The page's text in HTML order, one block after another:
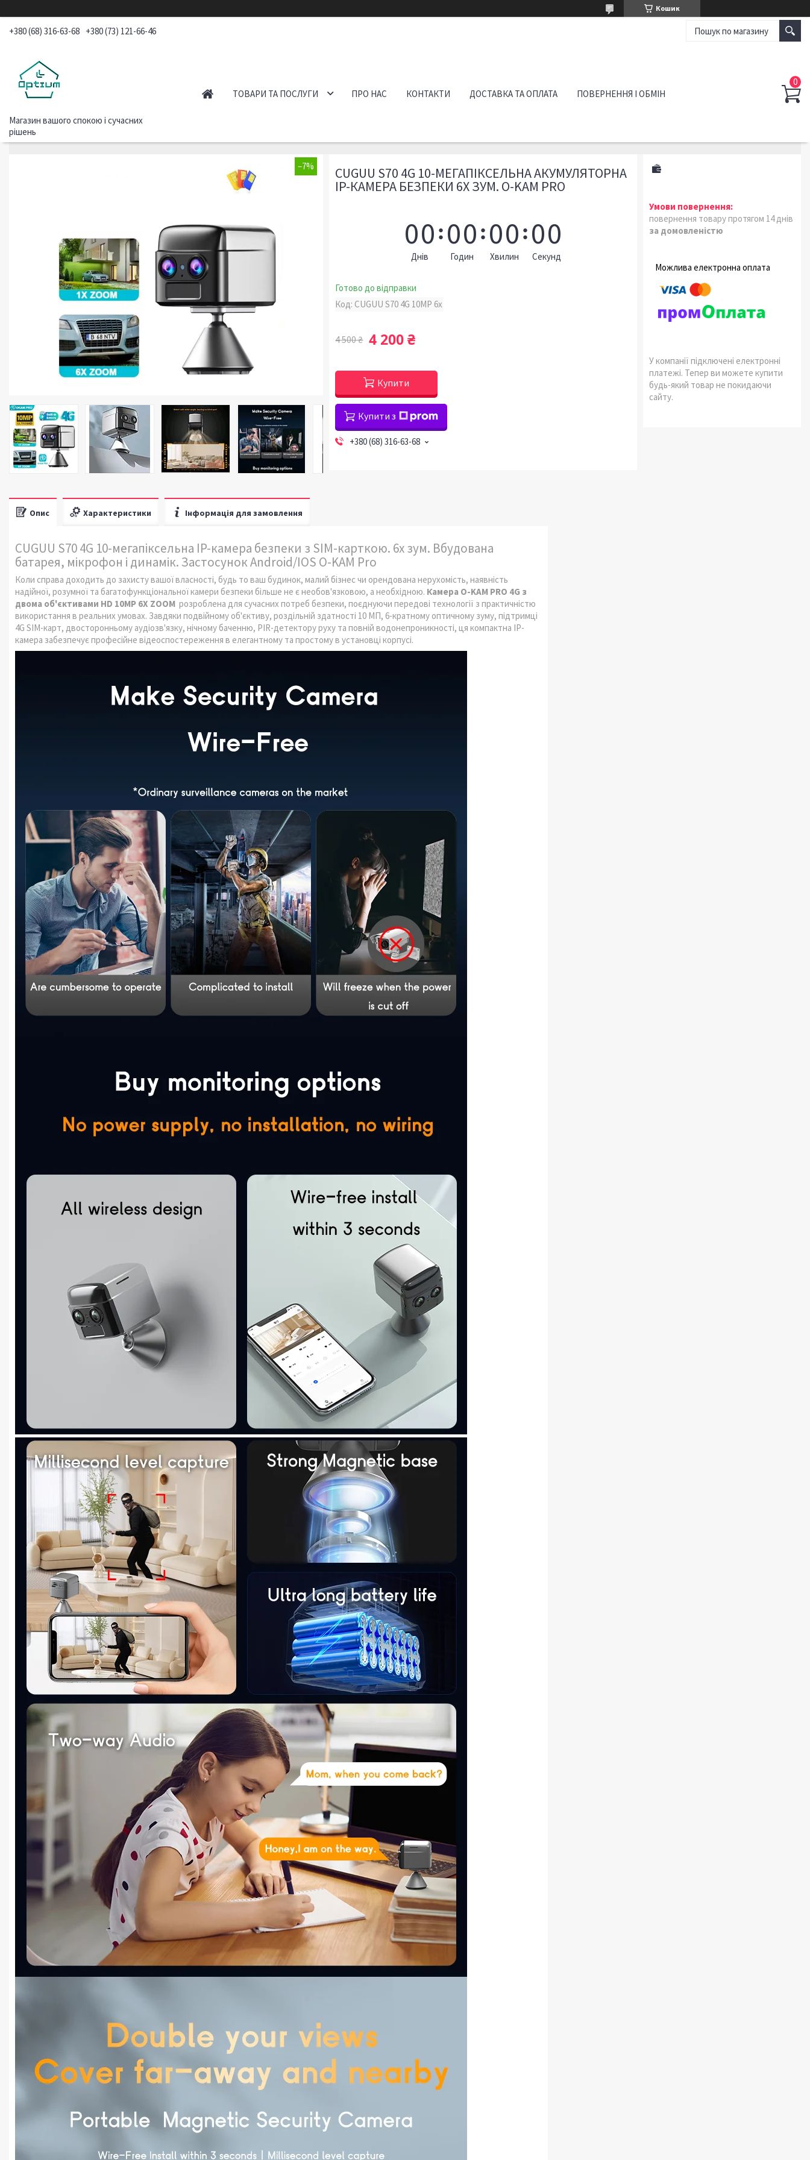
Кошик
+380 (68) 316-63-68 +380 (73) 121-66-46
Магазин вашого спокою і сучасних
рішень
ТОВАРИ ТА ПОСЛУГИ ПРО НАС КОНТАКТИ ДОСТАВКА ТА ОПЛАТА ПОВЕРНЕННЯ І ОБМІН
–7% CUGUU S70 4G 10-МЕГАПІКСЕЛЬНА АКУМУЛЯТОРНА
IP-КАМЕРА БЕЗПЕКИ 6X ЗУМ. O-KAM PRO
00
Днів
00
Годин
00
Хвилин
00
Секунд
Готово до відправки
Код: CUGUU S70 4G 10MP 6x
4 500 ₴ 4 200 ₴
Купити
Купити з
+380 (68) 316-63-68
повернення товару протягом 14 днів
за домовленістю
У компанії підключені електронні
платежі. Тепер ви можете купити
будь-який товар не покидаючи
сайту.
Опис Характеристики Інформація для замовлення
CUGUU S70 4G 10-мегапіксельна IP-камера безпеки з SIM-карткою. 6x зум. Вбудована
батарея, мікрофон і динамік. Застосунок Android/IOS O-KAM Pro
Коли справа доходить до захисту вашої власності, будь то ваш будинок, малий бізнес чи орендована нерухомість, наявність
надійної, розумної та багатофункціональної камери безпеки більше не є необов'язковою, а необхідною. Камера O-KAM PRO 4G з
двома об'єктивами HD 10MP 6X ZOOM розроблена для сучасних потреб безпеки, поєднуючи передові технології з практичністю
використання в реальних умовах. Завдяки подвійному об'єктиву, роздільній здатності 10 МП, 6-кратному оптичному зуму, підтримці
4G SIM-карт, двосторонньому аудіозв'язку, нічному баченню, PIR-детектору руху та повній водонепроникності, ця компактна IP-
камера забезпечує професійне відеоспостереження в елегантному та простому в установці корпусі.